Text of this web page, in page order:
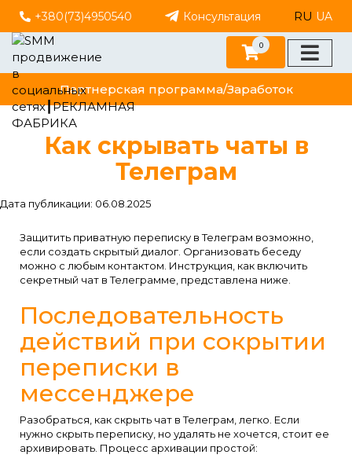
+380(73)4950540 Консультация RU UA
Партнерская программа/Заработок
0
Как скрывать чаты в
Телеграм
Дата публикации: 06.08.2025
Защитить приватную переписку в Телеграм возможно,
если создать скрытый диалог. Организовать беседу
можно с любым контактом. Инструкция, как включить
секретный чат в Телеграмме, представлена ниже.
Последовательность
действий при сокрытии
переписки в
мессенджере
Разобраться, как скрыть чат в Телеграм, легко. Если
нужно скрыть переписку, но удалять не хочется, стоит ее
архивировать. Процесс архивации простой: